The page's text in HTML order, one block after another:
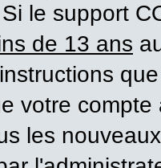
le support
de 13 ans
votre
les